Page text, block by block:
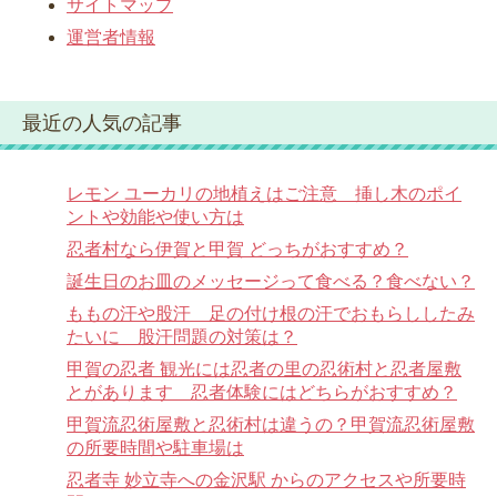
サイトマップ
運営者情報
最近の人気の記事
レモン ユーカリの地植えはご注意 挿し木のポイ
ントや効能や使い方は
忍者村なら伊賀と甲賀 どっちがおすすめ？
誕生日のお皿のメッセージって食べる？食べない？
ももの汗や股汗 足の付け根の汗でおもらししたみ
たいに 股汗問題の対策は？
甲賀の忍者 観光には忍者の里の忍術村と忍者屋敷
とがあります 忍者体験にはどちらがおすすめ？
甲賀流忍術屋敷と忍術村は違うの？甲賀流忍術屋敷
の所要時間や駐車場は
忍者寺 妙立寺への金沢駅 からのアクセスや所要時